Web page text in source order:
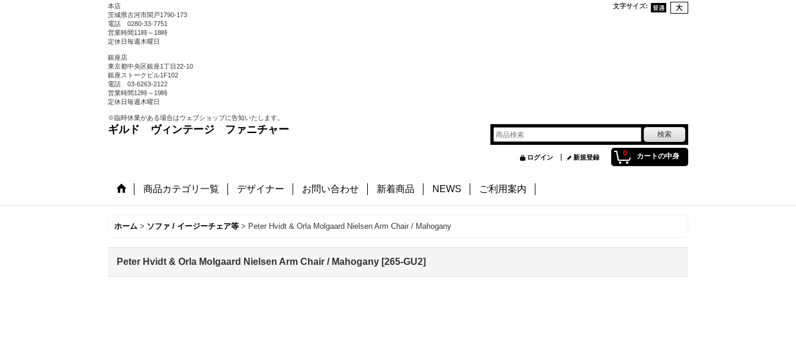
本店
茨城県古河市関戸1790-173
電話 0280-33-7751
営業時間11時～18時
定休日毎週木曜日
銀座店
東京都中央区銀座1丁目22-10
銀座ストークビル1F102
電話 03-6263-2122
営業時間12時～19時
定休日毎週木曜日
※臨時休業がある場合はウェブショップに告知いたします。
文字サイズ:
ギルド ヴィンテージ ファニチャー
0 カートの中身
ログイン 新規登録
商品カテゴリ一覧 デザイナー お問い合わせ 新着商品 NEWS ご利用案内
ホーム > ソファ / イージーチェア等 > Peter Hvidt & Orla Molgaard Nielsen Arm Chair / Mahogany
Peter Hvidt & Orla Molgaard Nielsen Arm Chair / Mahogany [265-GU2]